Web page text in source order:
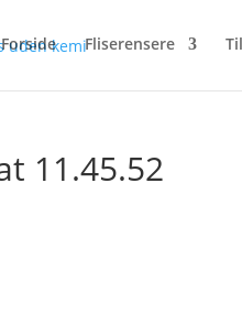
Forside Fliserensere
11.45.52